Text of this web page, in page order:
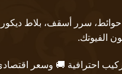
حوائط، سرر أسقف، بلاط
الفيوتك.
احترافية 🚚 وسعر